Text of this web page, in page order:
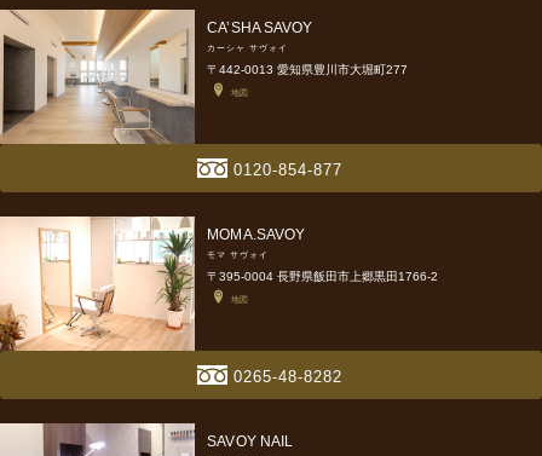
CA’SHA SAVOY
カーシャ サヴォイ
〒442-0013 愛知県豊川市大堀町277
地図
0120-854-877
MOMA.SAVOY
モマ サヴォイ
〒395-0004 長野県飯田市上郷黒田1766-2
地図
0265-48-8282
SAVOY NAIL